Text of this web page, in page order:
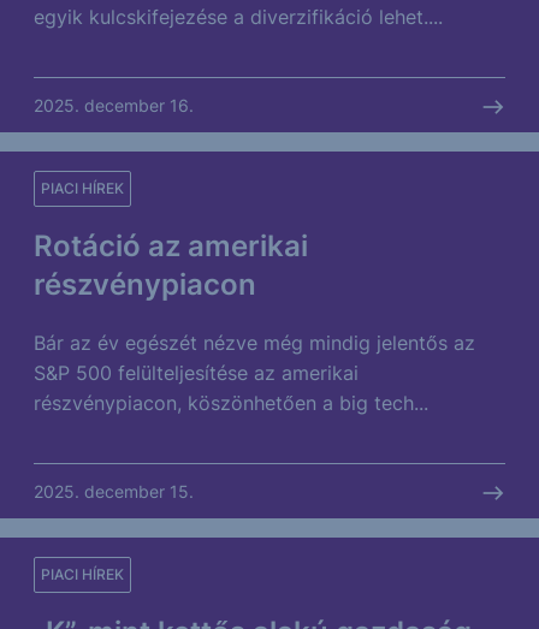
egyik kulcskifejezése a diverzifikáció lehet....
2025. december 16.
Rotáció az amerikai
részvénypiacon
PIACI HÍREK
Bár az év egészét nézve még mindig jelentős az
S&P 500 felülteljesítése az amerikai
részvénypiacon, köszönhetően a big tech...
2025. december 15.
PIACI HÍREK